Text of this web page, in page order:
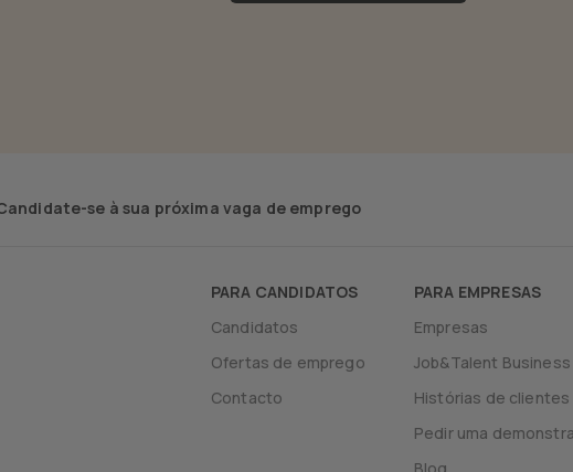
se à sua próxima vaga de emprego
PARA CANDIDATOS
Candidatos
Ofertas de emprego
Contacto
PARA EMPRESAS
Empresas
Job&Talent Business
Histórias de clientes
Pedir uma